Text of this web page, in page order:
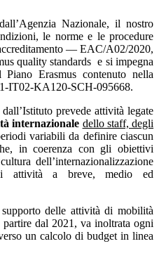
Nazionale, il nostro
le norme e le procedure
— EAC/A02/2020,
quality standards e si impegna
Erasmus contenuto nella
IT02-KA120-SCH-095668.
prevede attività legate
internazionale dello staff, degli
variabili da definire ciascun
in coerenza con gli obiettivi
dell’internazionalizzazione
attività a breve, medio ed
delle attività di mobilità
dal 2021, va inoltrata ogni
un calcolo di budget in linea